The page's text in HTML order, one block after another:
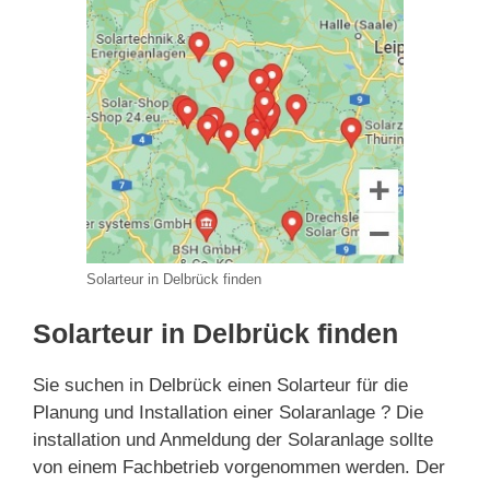
Solarteur in Delbrück finden
Solarteur in Delbrück finden
Sie suchen in Delbrück einen Solarteur für die
Planung und Installation einer Solaranlage ? Die
installation und Anmeldung der Solaranlage sollte
von einem Fachbetrieb vorgenommen werden. Der